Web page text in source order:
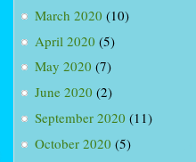
March 2020 (10)
April 2020 (5)
May 2020 (7)
June 2020 (2)
September 2020 (11)
October 2020 (5)